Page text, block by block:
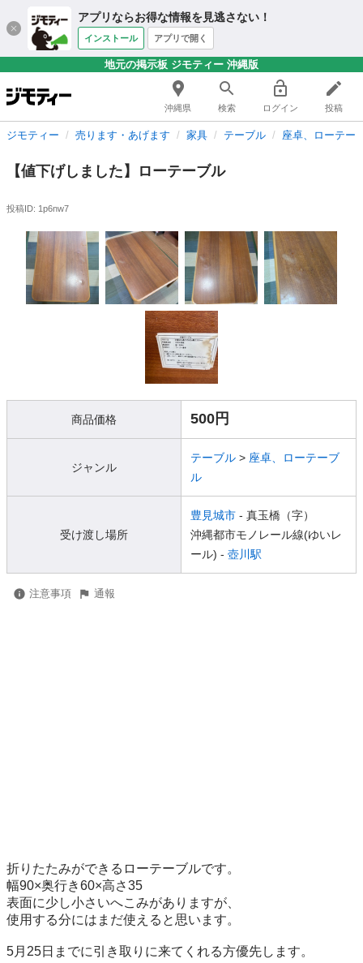
アプリならお得な情報を見逃さない！
インストール アプリで開く
地元の掲示板 ジモティー 沖縄版
沖縄県 検索 ログイン 投稿
ジモティー 売ります・あげます 家具 テーブル 座卓、ローテー
【値下げしました】ローテーブル
投稿ID: 1p6nw7
商品価格 500円
ジャンル
テーブル > 座卓、ローテーブ
ル
受け渡し場所
豊見城市 - 真玉橋（字）
沖縄都市モノレール線(ゆいレ
ール) - 壺川駅
注意事項 通報
折りたたみができるローテーブルです。
幅90×奥行き60×高さ35
表面に少し小さいへこみがありますが、
使用する分にはまだ使えると思います。
5月25日までに引き取りに来てくれる方優先します。